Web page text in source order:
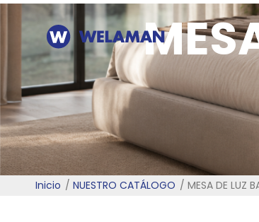
Inicio NUESTRO CATÁLOGO MESA DE LUZ